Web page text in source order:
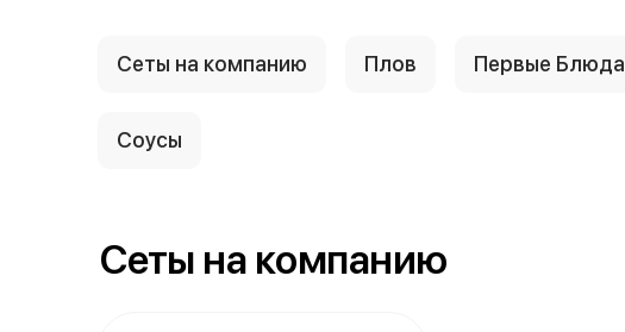
Сеты на компанию Плов Первые Блюда
Соусы
Сеты на компанию